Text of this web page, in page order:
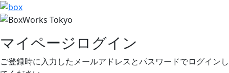
マイページログイン
ご登録時に入力したメールアドレスとパスワードでログインし